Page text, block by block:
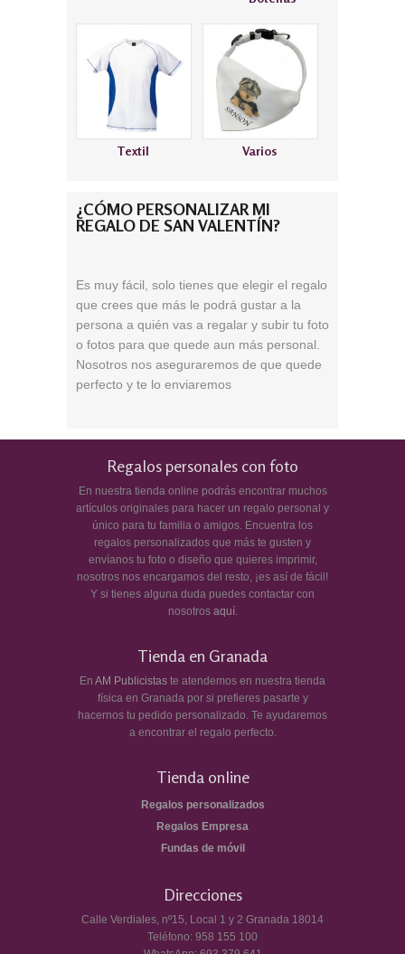
Textil Varios
¿CÓMO PERSONALIZAR MI
REGALO DE SAN VALENTÍN?
Es muy fácil, solo tienes que elegir el regalo
que crees que más le podrá gustar a la
persona a quién vas a regalar y subir tu foto
o fotos para que quede aun más personal.
Nosotros nos aseguraremos de que quede
perfecto y te lo enviaremos
Regalos personales con foto
En nuestra tienda online podrás encontrar muchos
artículos originales para hacer un regalo personal y
único para tu familia o amigos. Encuentra los
regalos personalizados que más te gusten y
envíanos tu foto o diseño que quieres imprimir,
nosotros nos encargamos del resto, ¡es así de fácil!
Y si tienes alguna duda puedes contactar con
nosotros aquí.
Tienda en Granada
En AM Publicistas te atendemos en nuestra tienda
física en Granada por si prefieres pasarte y
hacernos tu pedido personalizado. Te ayudaremos
a encontrar el regalo perfecto.
Tienda online
Regalos personalizados
Regalos Empresa
Fundas de móvil
Direcciones
Calle Verdiales, nº15, Local 1 y 2 Granada 18014
Teléfono: 958 155 100